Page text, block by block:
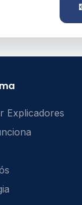
Explicadores